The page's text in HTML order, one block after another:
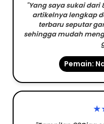
"Yang saya sukai
artikelnya lengkap
terbaru seputar
sehingga mudah
Pemain: